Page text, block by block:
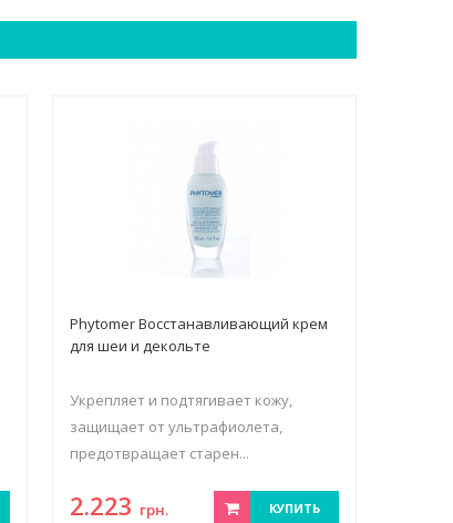
Phytomer Восстанавливающий крем
для шеи и декольте
Укрепляет и подтягивает кожу,
защищает от ультрафиолета,
предотвращает старен...
2.223 грн. КУПИТЬ